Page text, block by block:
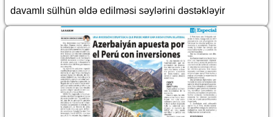
davamlı sülhün əldə edilməsi səylərini dəstəkləyir